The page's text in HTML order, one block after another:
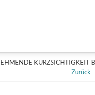
ZUNEHMENDE
KURZSICHTIGKEIT
Zurück